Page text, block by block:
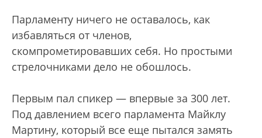
Парламенту ничего не оставалось, как
избавляться от членов,
скомпрометировавших себя. Но простыми
стрелочниками дело не обошлось.
Первым пал спикер — впервые за 300 лет.
Под давлением всего парламента Майклу
Мартину, который все еще пытался замять